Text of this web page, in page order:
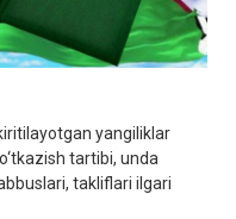
yangiliklar
tartibi, unda
takliflari ilgari